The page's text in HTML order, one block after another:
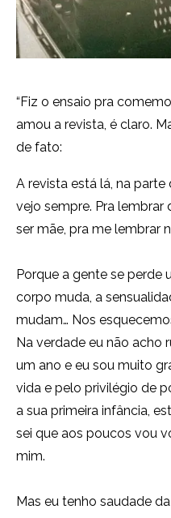
“Fiz o ensaio pra
amou a revista, é claro.
de fato:
A revista está lá, na
vejo sempre. Pra
ser mãe, pra me lembrar
Porque a gente se perde
corpo muda, a
mudam… Nos
Na verdade eu não acho
um ano e eu sou muito
vida e pelo privilégio de
a sua primeira infância,
sei que aos poucos vou
mim.
Mas eu tenho saudade